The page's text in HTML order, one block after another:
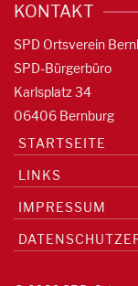
KONTAKT
SPD Ortsverein
SPD-Bürgerbüro
Karlsplatz 34
06406 Bernburg
STARTSEITE
LINKS
IMPRESSUM